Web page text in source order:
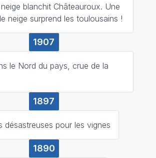
blanchit Châteauroux. Une
neige surprend les toulousains !
1907
le Nord du pays, crue de la
1897
désastreuses pour les vignes
1890